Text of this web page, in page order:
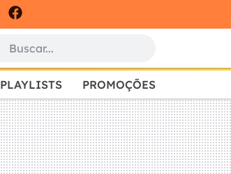
PLAYLISTS PROMOÇÕES